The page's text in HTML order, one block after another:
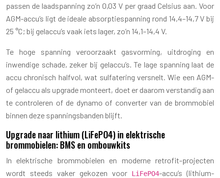
passen de laadspanning zo’n 0,03 V per graad Celsius aan. Voor
AGM-accu’s ligt de ideale absorptiespanning rond 14,4–14,7 V bij
25 °C; bij gelaccu’s vaak iets lager, zo’n 14,1–14,4 V.
Te hoge spanning veroorzaakt gasvorming, uitdroging en
inwendige schade, zeker bij gelaccu’s. Te lage spanning laat de
accu chronisch halfvol, wat sulfatering versnelt. Wie een AGM-
of gelaccu als upgrade monteert, doet er daarom verstandig aan
te controleren of de dynamo of converter van de brommobiel
binnen deze spanningsbanden blijft.
Upgrade naar lithium (LiFePO4) in elektrische
brommobielen: BMS en ombouwkits
In elektrische brommobielen en moderne retrofit-projecten
wordt steeds vaker gekozen voor
LiFePO4-accu’s (lithium-